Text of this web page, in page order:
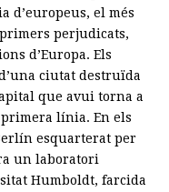
d’europeus, el més
perjudicats,
d’Europa. Els
ciutat destruïda
que avui torna a
línia. En els
esquarterat per
un laboratori
Humboldt, farcida